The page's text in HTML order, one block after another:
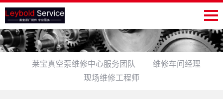
莱宝真空泵维修中心服务团队
维修车间经理
现场维修工程师